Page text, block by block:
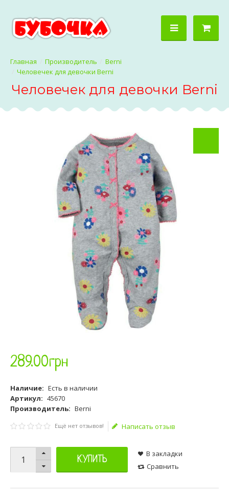
Производитель
Berni
Человечек для девочки Berni
Человечек для девочки Berni
289.00грн
Наличие: Есть в наличии
Артикул: 45670
Производитель: Berni
Ещё нет отзывов! Написать отзыв
КУПИТЬ
В закладки
Сравнить